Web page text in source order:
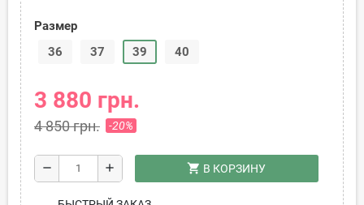
Размер
36
37 39 40
3 880 грн.
4 850 грн. -20%
remove add shopping_cart В КОРЗИНУ